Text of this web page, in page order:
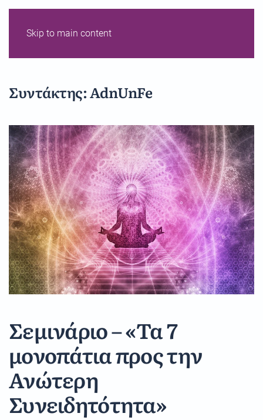
Skip to main content
Συντάκτης:AdnUnFe
Σεμινάριο – «Τα 7
μονοπάτια προς την
Ανώτερη
Συνειδητότητα»